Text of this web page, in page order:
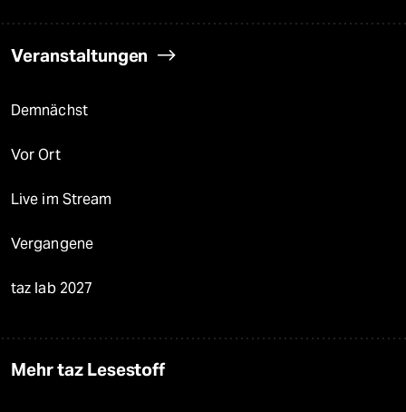
Veranstaltungen
Demnächst
Vor Ort
Live im Stream
Vergangene
taz lab 2027
Mehr taz Lesestoff